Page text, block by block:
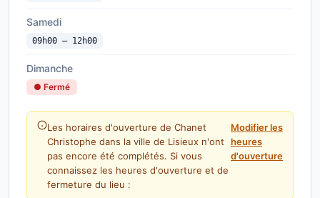
Samedi
09h00 — 12h00
Dimanche
● Fermé
Les horaires d'ouverture de Chanet
Christophe dans la ville de Lisieux n'ont
pas encore été complétés. Si vous
connaissez les heures d'ouverture et de
fermeture du lieu :
Modifier les
heures
d'ouverture